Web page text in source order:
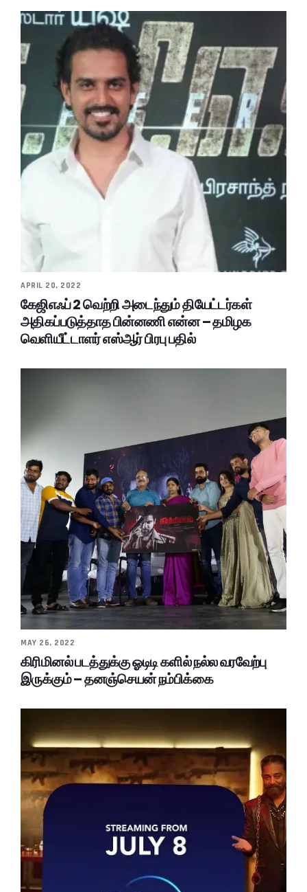
APRIL 20, 2022
கேஜிஎஃப் 2 வெற்றி அடைந்தும் தியேட்டர்கள்
அதிகப்படுத்தாத பின்னணி என்ன – தமிழக
வெளியீட்டாளர் எஸ்ஆர் பிரபு பதில்
MAY 26, 2022
கிரிமினல் படத்துக்கு ஓடிடி களில் நல்ல வரவேற்பு
இருக்கும் – தனஞ்செயன் நம்பிக்கை